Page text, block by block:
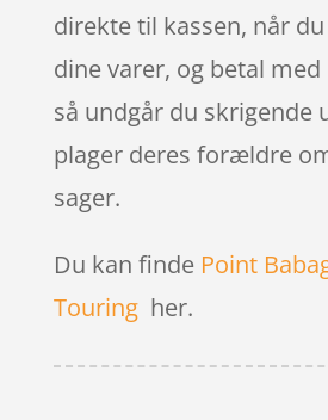
direkte til kassen, når
dine varer, og betal
så undgår du skrigende
plager deres forældre
sager.
Du kan finde Point
Touringher.